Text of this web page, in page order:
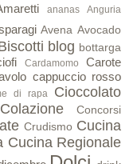
ananas Anguria
Avena Avocado
blog bottarga
Cardamomo Carote
cappuccio rosso
di rapa Cioccolato
Colazione Concorsi
Crudismo Cucina
Cucina Regionale